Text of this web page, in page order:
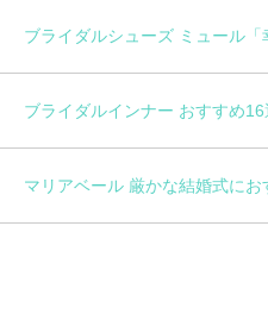
ブライダルシューズ ミュール「
ブライダルインナー おすすめ16
マリアベール 厳かな結婚式にお